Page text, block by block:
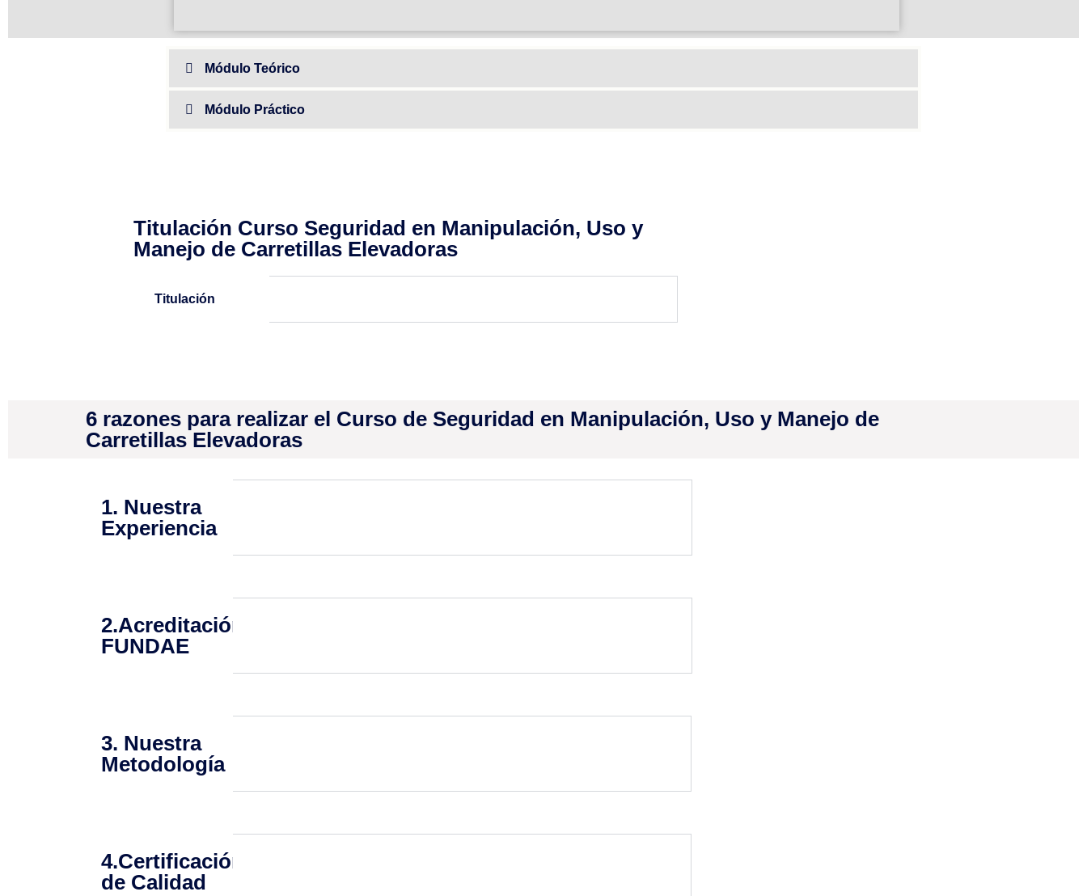
Módulo Teórico
Módulo Práctico
Titulación Curso Seguridad en Manipulación, Uso y
Manejo de Carretillas Elevadoras
Titulación
6 razones para realizar el Curso de Seguridad en Manipulación, Uso y Manejo de
Carretillas Elevadoras
1. Nuestra
Experiencia
2.Acreditación
FUNDAE
3. Nuestra
Metodología
4.Certificación
de Calidad